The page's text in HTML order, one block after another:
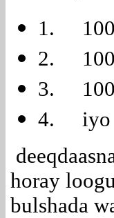
1. 100
2. 100
3. 100
4. iyo
horay
bulshada